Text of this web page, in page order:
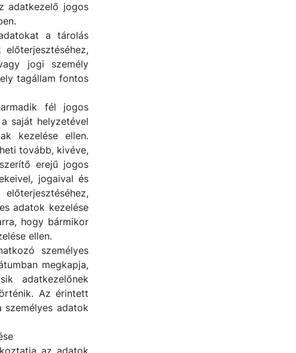
adatkezelő jogos
a tárolás
jogi személy
tagállam fontos
fél jogos
saját helyzetével
kezelése ellen.
tovább, kivéve,
erejű jogos
jogaival és
adatok kezelése
hogy bármikor
ellen.
személyes
megkapja,
adatkezelőnek
Az érintett
személyes adatok
az adatok